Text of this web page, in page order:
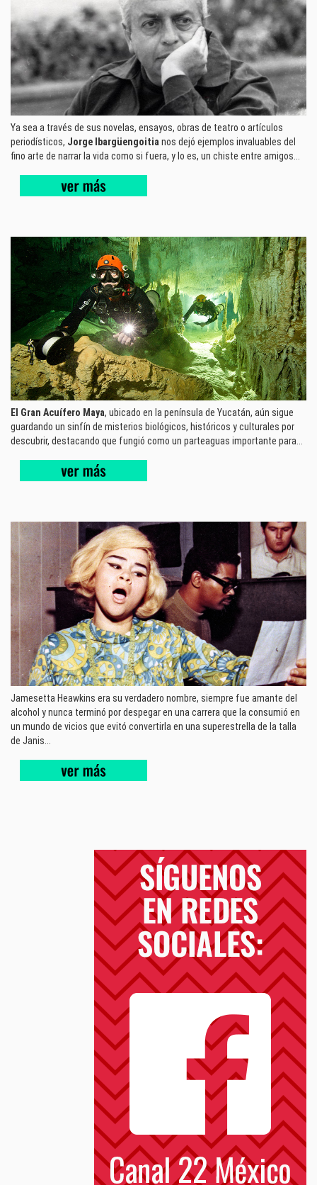
Ya sea a través de sus novelas, ensayos, obras de teatro o artículos
periodísticos, Jorge Ibargüengoitia nos dejó ejemplos invaluables del
fino arte de narrar la vida como si fuera, y lo es, un chiste entre amigos...
El Gran Acuífero Maya, ubicado en la península de Yucatán, aún sigue
guardando un sinfín de misterios biológicos, históricos y culturales por
descubrir, destacando que fungió como un parteaguas importante para...
Jamesetta Heawkins era su verdadero nombre, siempre fue amante del
alcohol y nunca terminó por despegar en una carrera que la consumió en
un mundo de vicios que evitó convertirla en una superestrella de la talla
de Janis...